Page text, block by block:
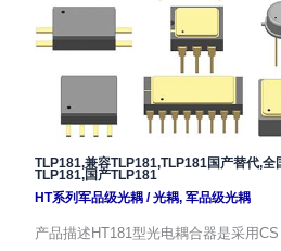
TLP181,兼容TLP181,TLP181国产替代,全
TLP181,国产TLP181
HT系列军品级光耦/光耦, 军品级光耦
产品描述HT181型光电耦合器是采用